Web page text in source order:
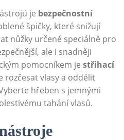
je bezpečnostní
špičky, které snižují
nůžky určené speciálně pro
ale i snadněji
pomocníkem je střihací
rozčesat vlasy a oddělit
hřeben s jemnými
tahání vlasů.